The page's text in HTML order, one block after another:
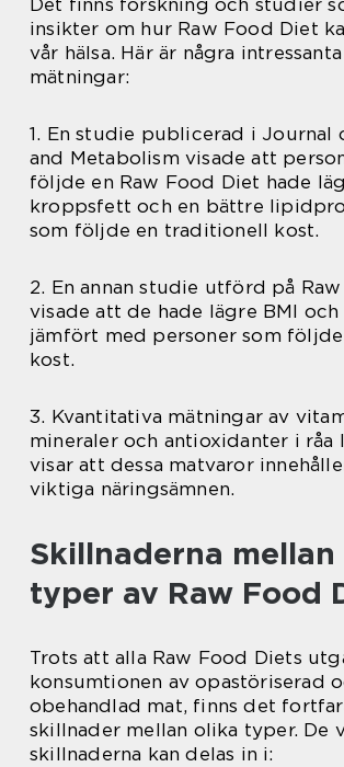
Det finns forskning och studier
insikter om hur Raw Food Diet
vår hälsa. Här är några
mätningar:
1. En studie publicerad i
and Metabolism visade att
följde en Raw Food Diet hade
kroppsfett och en bättre
som följde en traditionell kost.
2. En annan studie utförd på Raw
visade att de hade lägre BMI
jämfört med personer som
kost.
3. Kvantitativa mätningar av
mineraler och antioxidanter i råa
visar att dessa matvaror
viktiga näringsämnen.
Skillnaderna mellan
typer av Raw Food
Trots att alla Raw Food Diets
konsumtionen av opastöriserad
obehandlad mat, finns det
skillnader mellan olika typer. De
skillnaderna kan delas in i: